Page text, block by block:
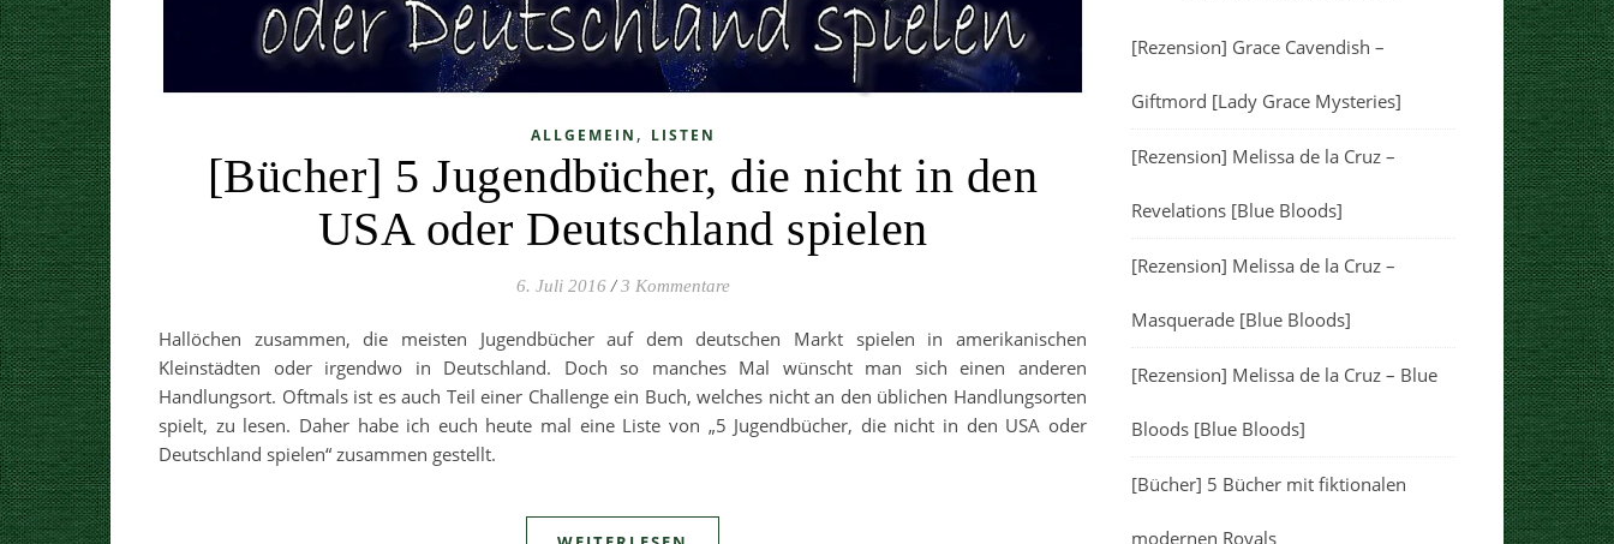
ALLGEMEIN , LISTEN
[Bücher] 5 Jugendbücher, die nicht in den
USA oder Deutschland spielen
6. Juli 2016 / 3 Kommentare
Hallöchen zusammen, die meisten Jugendbücher auf dem deutschen Markt spielen in amerikanischen
Kleinstädten oder irgendwo in Deutschland. Doch so manches Mal wünscht man sich einen anderen
Handlungsort. Oftmals ist es auch Teil einer Challenge ein Buch, welches nicht an den üblichen Handlungsorten
spielt, zu lesen. Daher habe ich euch heute mal eine Liste von „5 Jugendbücher, die nicht in den USA oder
Deutschland spielen“ zusammen gestellt.
[Rezension] Grace Cavendish –
Giftmord [Lady Grace Mysteries]
[Rezension] Melissa de la Cruz –
Revelations [Blue Bloods]
[Rezension] Melissa de la Cruz –
Masquerade [Blue Bloods]
[Rezension] Melissa de la Cruz – Blue
Bloods [Blue Bloods]
[Bücher] 5 Bücher mit fiktionalen
modernen Royals